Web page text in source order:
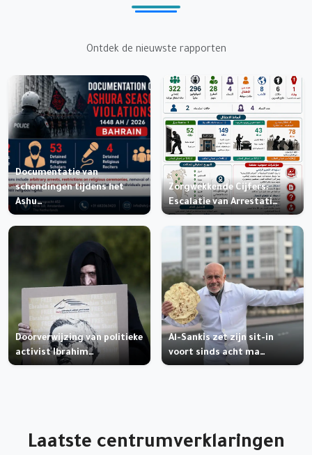
Ontdek de nieuwste rapporten
Documentatie van
schendingen tijdens het
Ashu…
Zorgwekkende Cijfers:
Escalatie van Arrestati…
Doorverwijzing van politieke
activist Ibrahim…
Al-Sankis zet zijn sit-in
voort sinds acht ma…
Laatste centrumverklaringen